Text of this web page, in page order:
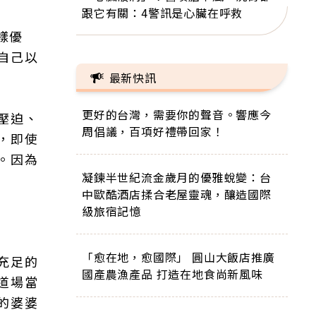
優
己以
迫、
即使
因為
足的
場當
婆婆
跟它有關：4警訊是心臟在呼救
最新快訊
更好的台灣，需要你的聲音。響應今
周倡議，百項好禮帶回家！
凝鍊半世紀流金歲月的優雅蛻變：台
中歐酷酒店揉合老屋靈魂，釀造國際
級旅宿記憶
「愈在地，愈國際」 圓山大飯店推廣
國產農漁產品 打造在地食尚新風味